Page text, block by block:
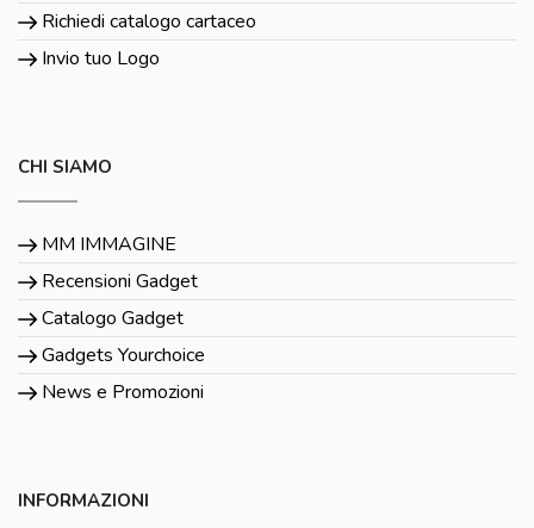
Richiedi catalogo cartaceo
Invio tuo Logo
CHI SIAMO
MM IMMAGINE
Recensioni Gadget
Catalogo Gadget
Gadgets Yourchoice
News e Promozioni
INFORMAZIONI